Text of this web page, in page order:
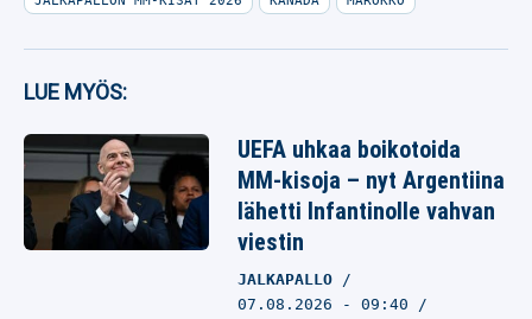
LUE MYÖS:
UEFA uhkaa boikotoida
MM-kisoja – nyt Argentiina
lähetti Infantinolle vahvan
viestin
JALKAPALLO
07.08.2026 - 09:40